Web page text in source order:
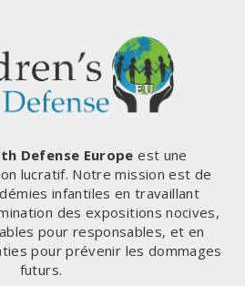
Defense Europe est une
lucratif. Notre mission est de
infantiles en travaillant
des expositions nocives,
pour responsables, et en
pour prévenir les dommages
futurs.